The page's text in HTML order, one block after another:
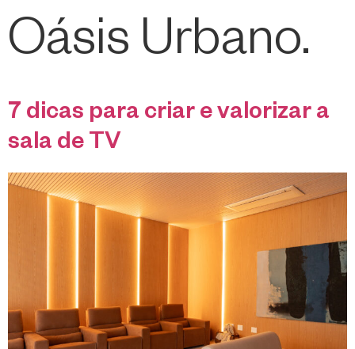
Oásis Urbano.
7 dicas para criar e valorizar a
sala de TV